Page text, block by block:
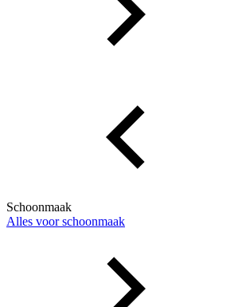
Schoonmaak
Alles voor schoonmaak